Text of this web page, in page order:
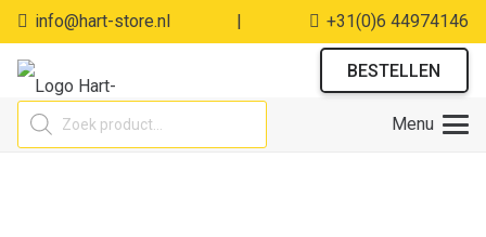
info@hart-store.nl | +31(0)6 44974146
BESTELLEN
Producten
zoeken
Menu